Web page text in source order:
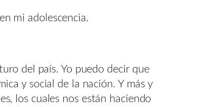
mi adolescencia.
del país. Yo puedo decir que
y social de la nación. Y más y
los cuales nos están haciendo